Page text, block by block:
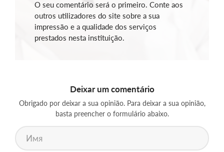
O seu comentário será o primeiro. Conte aos
outros utilizadores do site sobre a sua
impressão e a qualidade dos serviços
prestados nesta instituição.
Deixar um comentário
Obrigado por deixar a sua opinião. Para deixar a sua opinião,
basta preencher o formulário abaixo.